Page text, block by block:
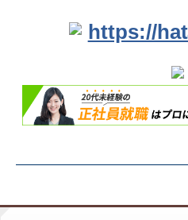
https://